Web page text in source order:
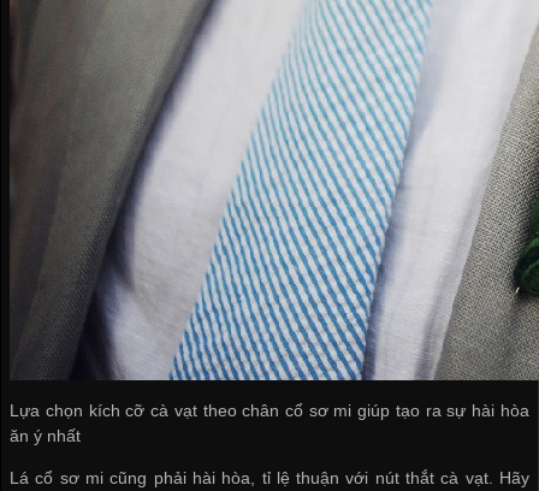
Lựa chọn kích cỡ cà vạt theo chân cổ sơ mi giúp tạo ra sự hài hòa
ăn ý nhất
Lá cổ sơ mi cũng phải hài hòa, tỉ lệ thuận với nút thắt cà vạt. Hãy